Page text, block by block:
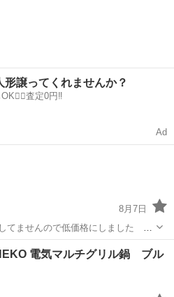
形譲ってくれませんか？
査定0円‼️
Ad
8月7日
てませんので低価格にしました 実
・ノーリターンでお願いします
キッチン家電